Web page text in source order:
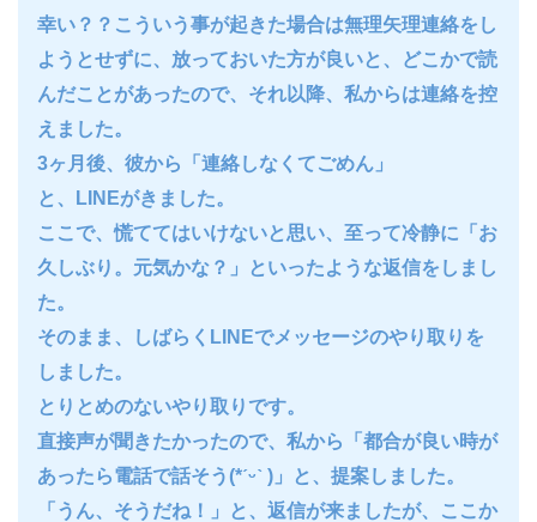
幸い？？こういう事が起きた場合は無理矢理連絡をし
ようとせずに、放っておいた方が良いと、どこかで読
んだことがあったので、それ以降、私からは連絡を控
えました。
3ヶ月後、彼から「連絡しなくてごめん」
と、LINEがきました。
ここで、慌ててはいけないと思い、至って冷静に「お
久しぶり。元気かな？」といったような返信をしまし
た。
そのまま、しばらくLINEでメッセージのやり取りを
しました。
とりとめのないやり取りです。
直接声が聞きたかったので、私から「都合が良い時が
あったら電話で話そう(*ˊᵕˋ )」と、提案しました。
「うん、そうだね！」と、返信が来ましたが、ここか